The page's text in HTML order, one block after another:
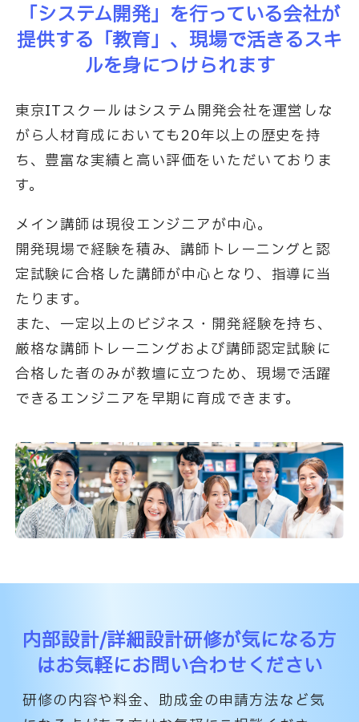
「システム開発」を行っている会社が
提供する「教育」、 現場で活きるスキ
ルを身につけられます
東京ITスクールはシステム開発会社を運営しな
がら人材育成においても20年以上の歴史を持
ち、 豊富な実績と高い評価をいただいておりま
す。
メイン講師は現役エンジニアが中心。
開発現場で経験を積み、講師トレーニングと認
定試験に合格した講師が中心となり、指導に当
たります。
また、一定以上のビジネス・開発経験を持ち、
厳格な講師トレーニングおよび講師認定試験に
合格した者のみが教壇に立つため、 現場で活躍
できるエンジニアを早期に育成できます。
内部設計/詳細設計研修が気になる方
はお気軽にお問い合わせください
研修の内容や料金、助成金の申請方法など気